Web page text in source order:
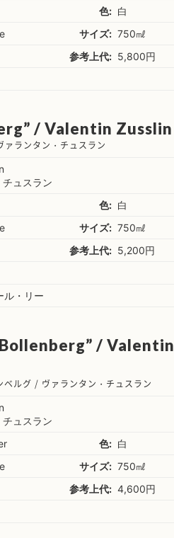
色: 白
サイズ: 750㎖
参考上代: 5,800円
/ Valentin Zusslin
ランタン・チュスラン
ュスラン
色: 白
サイズ: 750㎖
参考上代: 5,200円
ル・リー
/ Valentin
ルグ / ヴァランタン・チュスラン
ュスラン
色: 白
サイズ: 750㎖
参考上代: 4,600円